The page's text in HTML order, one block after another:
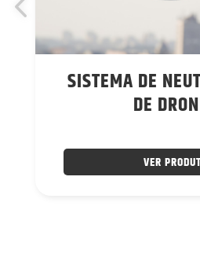
SISTEMA DE
DE
VER